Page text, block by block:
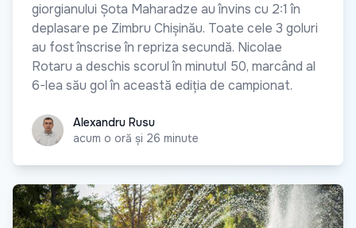
giorgianului Șota Maharadze au învins cu 2:1 în
deplasare pe Zimbru Chișinău. Toate cele 3 goluri
au fost înscrise în repriza secundă. Nicolae
Rotaru a deschis scorul în minutul 50, marcând al
6-lea său gol în această ediția de campionat.
Alexandru Rusu
Alexandru Rusu
acum o oră și 26 minute